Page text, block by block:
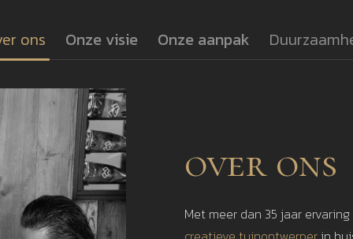
ons Onze visie Onze aanpak
over ons
Met meer dan 35 jaar